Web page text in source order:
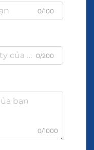
0/100
0/200
0/1000